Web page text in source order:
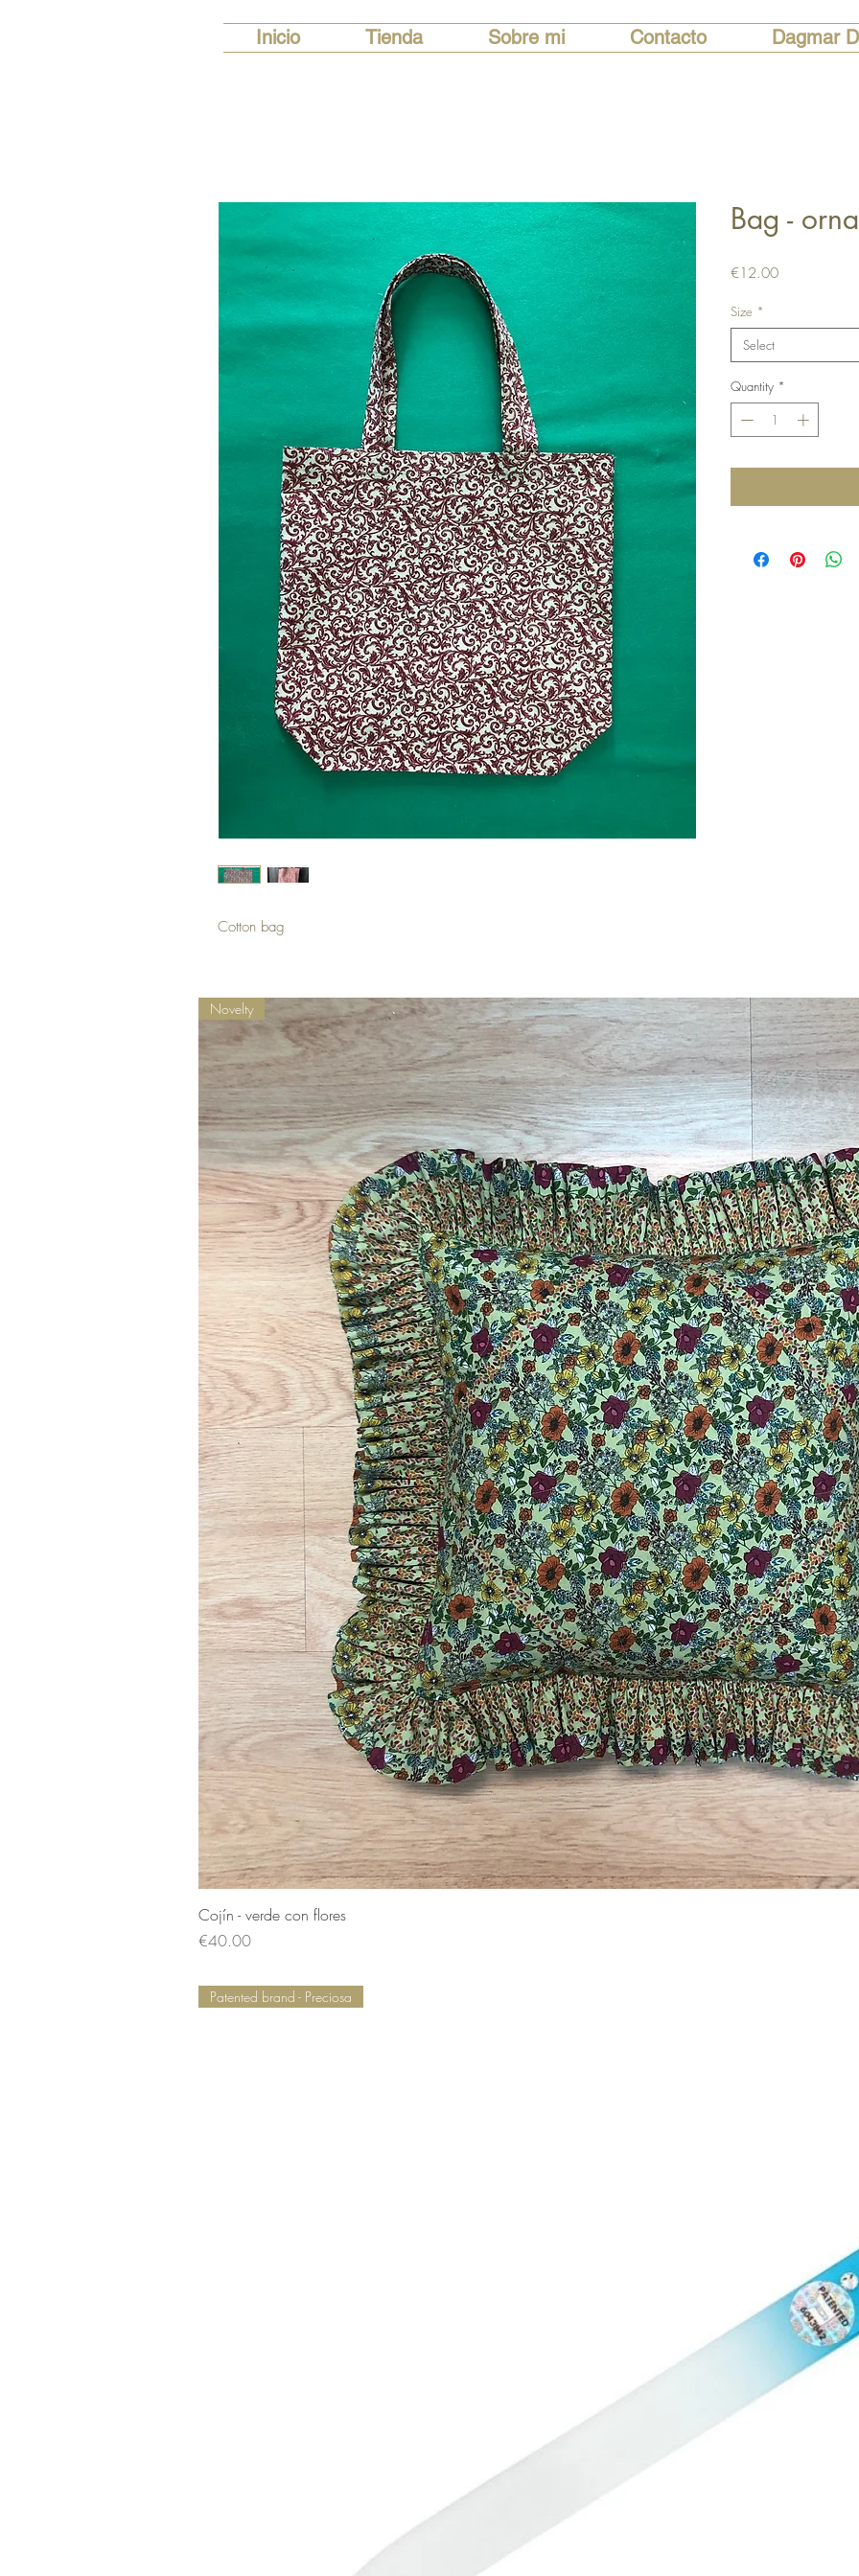
Inicio Tienda Sobre mi Contacto Dagmar
Cotton bag
Bag -
€12.00Price
Size *
Select
Quantity *
Novelty
Cojín - verde con flores
Price
€40.00
Patented brand - Preciosa